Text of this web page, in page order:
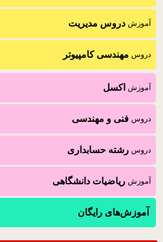
آموزش دروس مدیریت
دروس مهندسی کامپیوتر
آموزش اکسل
دروس فنی و مهندسی
دروس رشته حسابداری
آموزش ریاضیات دانشگاهی
آموزش‌های رایگان